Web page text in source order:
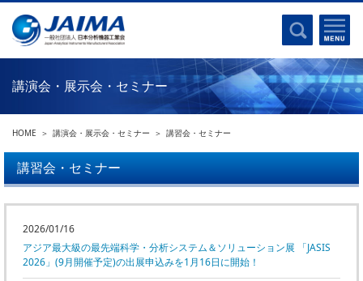
事業計画書
沿革
採用
関連リンク
JAIMAの取り組み
主な活動
分析機器・科学機器遺産認定
海外交流事業
はじめに
電磁波(光)
クロマトグラフ
質量分析
電子顕微鏡
熱分析
電気化学
電子線応用
バイオ関連
講演会・展示会・セミナー
HOME 講演会・展示会・セミナー 講習会・セミナー
講習会・セミナー
2026/01/16
アジア最大級の最先端科学・分析システム＆ソリューション展 「JASIS
2026」(9月開催予定)の出展申込みを1月16日に開始！